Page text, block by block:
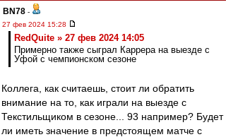
BN78 -
27 фев 2024 15:28
RedQuite » 27 фев 2024 14:05
Примерно также сыграл Каррера на выезде с
Уфой с чемпионском сезоне
Коллега, как считаешь, стоит ли обратить
внимание на то, как играли на выезде с
Текстильщиком в сезоне... 93 например? Будет
ли иметь значение в предстоящем матче с